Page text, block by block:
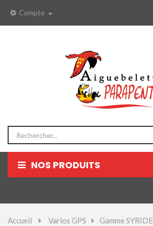
Compte
NOS PRODUITS
Accueil > Varios GPS > Gamme SYRIDE